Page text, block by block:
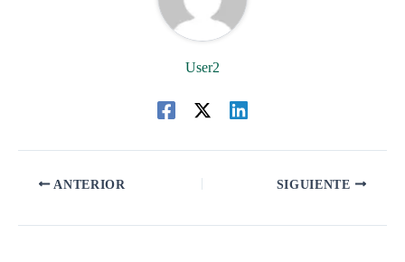
User2
ANTERIOR SIGUIENTE